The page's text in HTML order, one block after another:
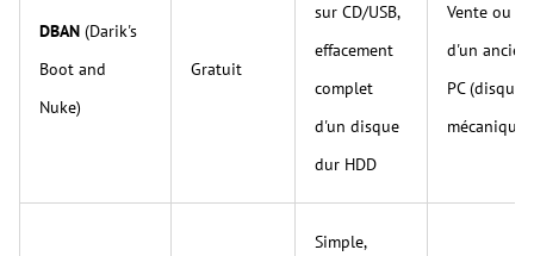
DBAN (Darik's
Boot and
Nuke)
Gratuit
sur CD/USB,
effacement
complet
d'un disque
dur HDD
Vente ou
d'un ancien
PC (disque
mécanique)
Simple,